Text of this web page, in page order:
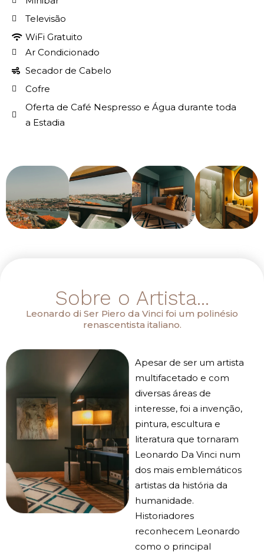
Televisão
WiFi Gratuito
Ar Condicionado
Secador de Cabelo
Cofre
Oferta de Café Nespresso e Água durante toda
a Estadia
Sobre o Artista...
Leonardo di Ser Piero da Vinci foi um polinésio
renascentista italiano.
Apesar de ser um artista
multifacetado e com
diversas áreas de
interesse, foi a invenção,
pintura, escultura e
literatura que tornaram
Leonardo Da Vinci num
dos mais emblemáticos
artistas da história da
humanidade.
Historiadores
reconhecem Leonardo
como o principal